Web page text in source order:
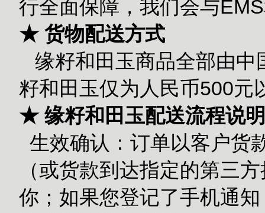
行全面保障，我们会与
★ 货物配送方式
缘籽和田玉商品全部由中
籽和田玉仅为人民币500元
★ 缘籽和田玉配送流程说明
生效确认：订单以客户货
（或货款到达指定的第三
你；如果您登记了手机通